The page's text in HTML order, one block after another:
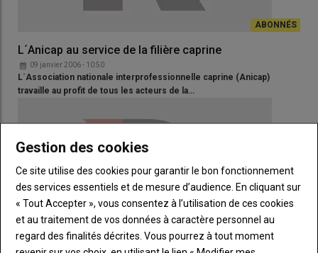
L´Anicap au service de la filière caprine
09 janvier 2006 - 10:50
L´Association nationale interprofessionnelle caprine (Anicap)
travaille au profit de tous les acteurs de la…
Gestion des cookies
Ce site utilise des cookies pour garantir le bon fonctionnement
des services essentiels et de mesure d’audience. En cliquant sur
« Tout Accepter », vous consentez à l’utilisation de ces cookies
et au traitement de vos données à caractère personnel au
regard des finalités décrites. Vous pourrez à tout moment